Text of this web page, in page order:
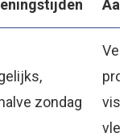
zondag
vis,